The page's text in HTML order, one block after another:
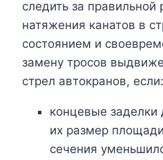
следить за правильной
натяжения канатов в
состоянием и
замену тросов
стрел автокранов, если:
концевые
их размер
сечения